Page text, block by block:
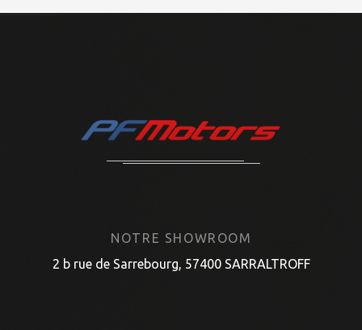
NOTRE SHOWROOM
2 b rue de Sarrebourg, 57400 SARRALTROFF